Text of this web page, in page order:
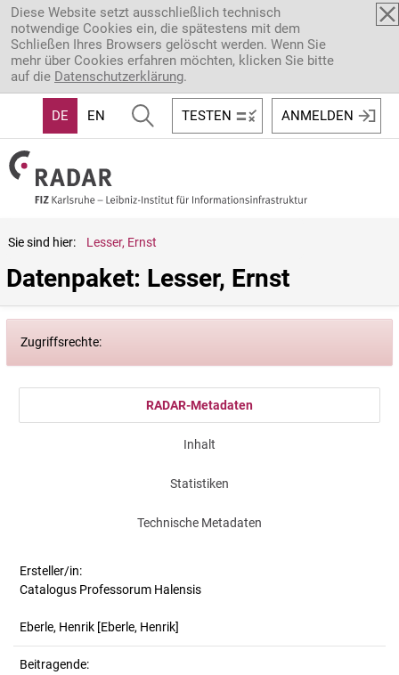
Direkt zum Inhalt
Diese Website setzt ausschließlich technisch
notwendige Cookies ein, die spätestens mit dem
Schließen Ihres Browsers gelöscht werden. Wenn Sie
mehr über Cookies erfahren möchten, klicken Sie bitte
auf die Datenschutzerklärung.
DE EN TESTEN ANMELDEN
Sie sind hier: Lesser, Ernst
Datenpaket: Lesser, Ernst
Zugriffsrechte:
RADAR-Metadaten
Inhalt
Statistiken
Technische Metadaten
Ersteller/in:
Catalogus Professorum Halensis
Eberle, Henrik [Eberle, Henrik]
Beitragende: